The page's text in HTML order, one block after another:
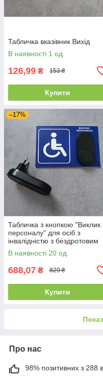
Табличка вказівник Вихід
В наявності 1 од.
126,99 ₴ 153 ₴
Купити
–17%
Табличка з кнопкою "Виклик
персоналу" для осіб з
інвалідністю з бездротовим
дзвінком Синя
В наявності 20 од.
688,07 ₴ 829 ₴
Купити
Про нас
98% позитивних з 288